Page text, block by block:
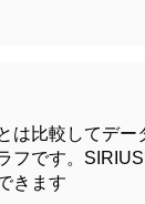
は比較してデー
フです。
きます